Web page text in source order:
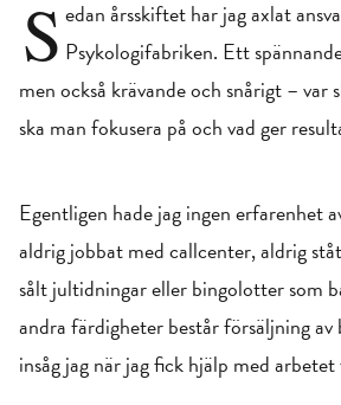
S edan årsskiftet har jag axlat
Psykologifabriken. Ett
men också krävande och snårigt – var
ska man fokusera på och vad ger
Egentligen hade jag ingen erfarenhet
aldrig jobbat med callcenter, aldrig
sålt jultidningar eller bingolotter som
andra färdigheter består försäljning
insåg jag när jag fick hjälp med